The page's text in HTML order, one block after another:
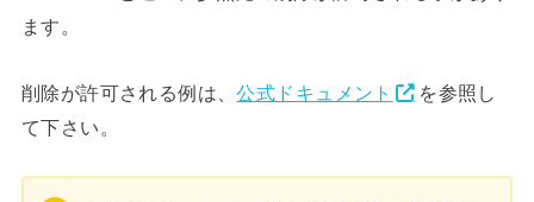
ます。
削除が許可される例は、公式ドキュメント
を参照し
て下さい。